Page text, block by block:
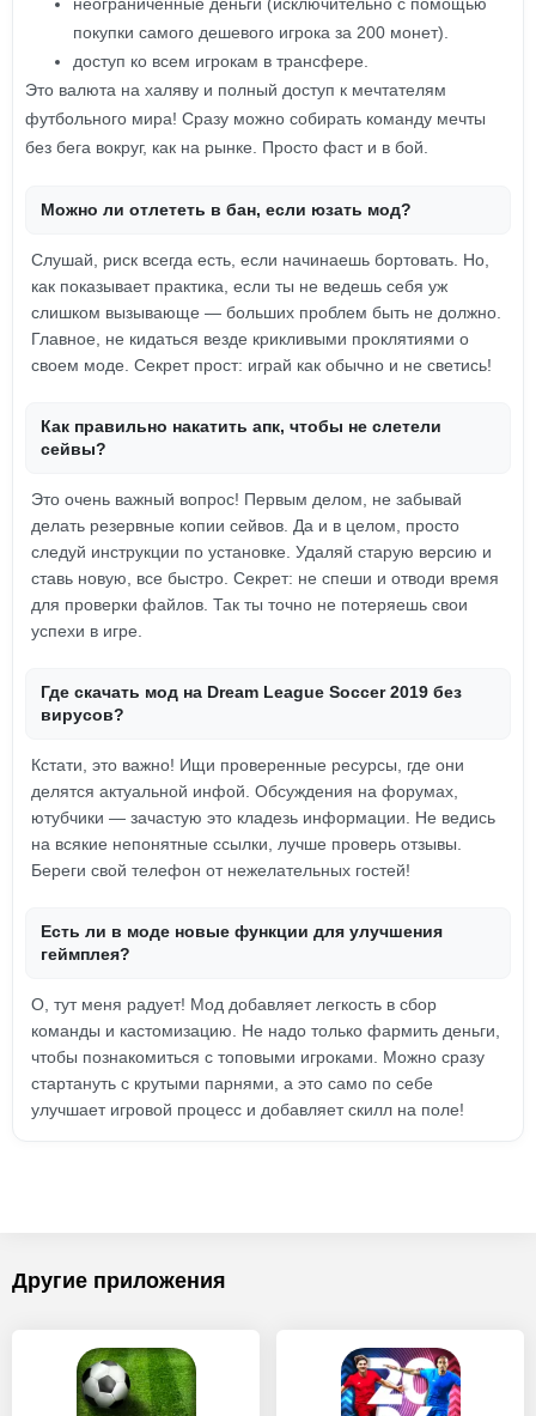
покупки самого дешевого игрока за 200 монет).
доступ ко всем игрокам в трансфере.
Это валюта на халяву и полный доступ к мечтателям
футбольного мира! Сразу можно собирать команду мечты
без бега вокруг, как на рынке. Просто фаст и в бой.
Можно ли отлететь в бан, если юзать мод?
Слушай, риск всегда есть, если начинаешь бортовать. Но,
как показывает практика, если ты не ведешь себя уж
слишком вызывающе — больших проблем быть не должно.
Главное, не кидаться везде крикливыми проклятиями о
своем моде. Секрет прост: играй как обычно и не светись!
Как правильно накатить апк, чтобы не слетели
сейвы?
Это очень важный вопрос! Первым делом, не забывай
делать резервные копии сейвов. Да и в целом, просто
следуй инструкции по установке. Удаляй старую версию и
ставь новую, все быстро. Секрет: не спеши и отводи время
для проверки файлов. Так ты точно не потеряешь свои
успехи в игре.
Где скачать мод на Dream League Soccer 2019 без
вирусов?
Кстати, это важно! Ищи проверенные ресурсы, где они
делятся актуальной инфой. Обсуждения на форумах,
ютубчики — зачастую это кладезь информации. Не ведись
на всякие непонятные ссылки, лучше проверь отзывы.
Береги свой телефон от нежелательных гостей!
Есть ли в моде новые функции для улучшения
геймплея?
О, тут меня радует! Мод добавляет легкость в сбор
команды и кастомизацию. Не надо только фармить деньги,
чтобы познакомиться с топовыми игроками. Можно сразу
стартануть с крутыми парнями, а это само по себе
улучшает игровой процесс и добавляет скилл на поле!
Другие приложения